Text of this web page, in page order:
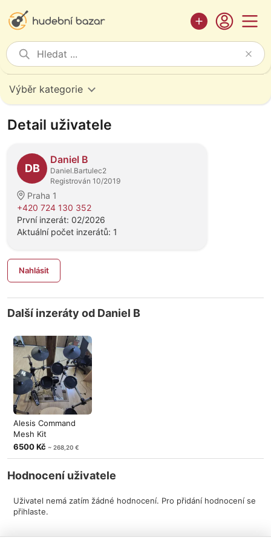
Výběr kategorie
Detail uživatele
DB
Daniel B
Daniel.Bartulec2
Registrován 10/2019
Praha 1
+420 724 130 352
První inzerát: 02/2026
Aktuální počet inzerátů: 1
Nahlásit
Další inzeráty od Daniel B
Alesis Command
Mesh Kit
6500 Kč ~ 268,20 €
Hodnocení uživatele
Uživatel nemá zatím žádné hodnocení. Pro přidání hodnocení se
přihlaste.